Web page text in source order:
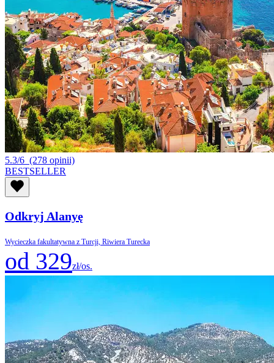
5.3/6 (278 opinii)
BESTSELLER
Odkryj Alanyę
Wycieczka fakultatywna z Turcji, Riwiera Turecka
od 329zł/os.